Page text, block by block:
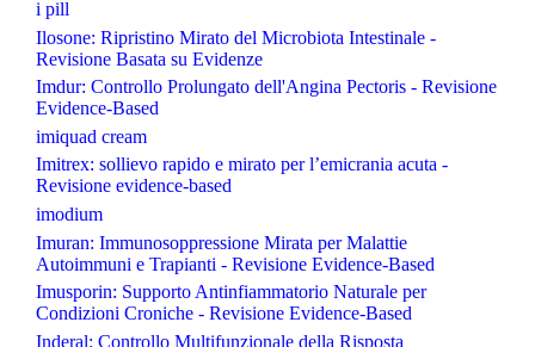
i pill
Ilosone: Ripristino Mirato del Microbiota Intestinale -
Revisione Basata su Evidenze
Imdur: Controllo Prolungato dell'Angina Pectoris - Revisione
Evidence-Based
imiquad cream
Imitrex: sollievo rapido e mirato per l’emicrania acuta -
Revisione evidence-based
imodium
Imuran: Immunosoppressione Mirata per Malattie
Autoimmuni e Trapianti - Revisione Evidence-Based
Imusporin: Supporto Antinfiammatorio Naturale per
Condizioni Croniche - Revisione Evidence-Based
Inderal: Controllo Multifunzionale della Risposta